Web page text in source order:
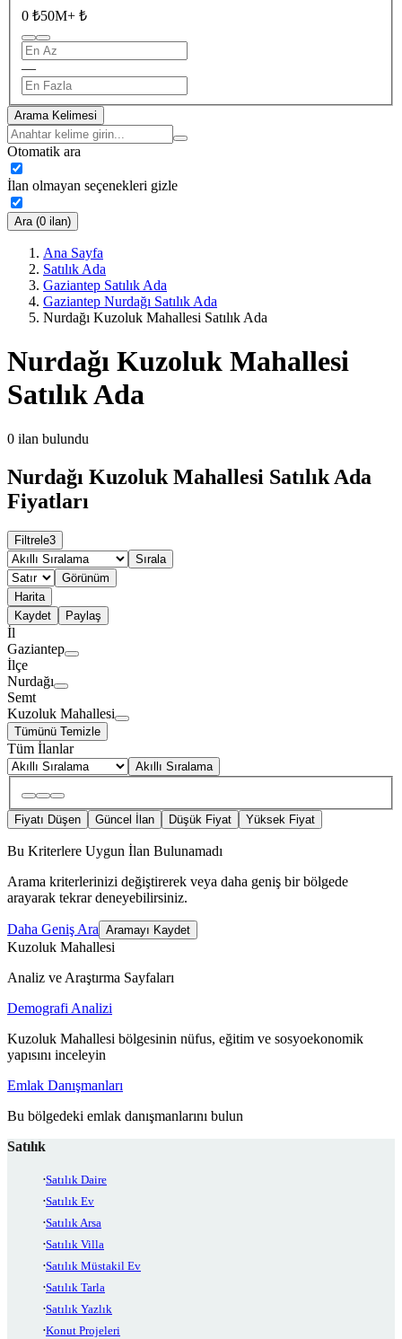
0 ₺50M+ ₺
—
Arama Kelimesi
Otomatik ara
İlan olmayan seçenekleri gizle
Ara (0 ilan)
Ana Sayfa
Satılık Ada
Gaziantep Satılık Ada
Gaziantep Nurdağı Satılık Ada
Nurdağı Kuzoluk Mahallesi Satılık Ada
Nurdağı Kuzoluk Mahallesi
Satılık Ada
0 ilan bulundu
Nurdağı Kuzoluk Mahallesi Satılık Ada
Fiyatları
Filtrele3
Sırala
Görünüm
Harita
Kaydet
Paylaş
İl
Gaziantep
İlçe
Nurdağı
Semt
Kuzoluk Mahallesi
Tümünü Temizle
Tüm İlanlar
Akıllı Sıralama
Fiyatı Düşen Güncel İlan Düşük Fiyat Yüksek Fiyat
Bu Kriterlere Uygun İlan Bulunamadı
Arama kriterlerinizi değiştirerek veya daha geniş bir bölgede
arayarak tekrar deneyebilirsiniz.
Daha Geniş Ara Aramayı Kaydet
Kuzoluk Mahallesi
Analiz ve Araştırma Sayfaları
Demografi Analizi
Kuzoluk Mahallesi bölgesinin nüfus, eğitim ve sosyoekonomik
yapısını inceleyin
Emlak Danışmanları
Bu bölgedeki emlak danışmanlarını bulun
Satılık
Satılık Daire
Satılık Ev
Satılık Arsa
Satılık Villa
Satılık Müstakil Ev
Satılık Tarla
Satılık Yazlık
Konut Projeleri